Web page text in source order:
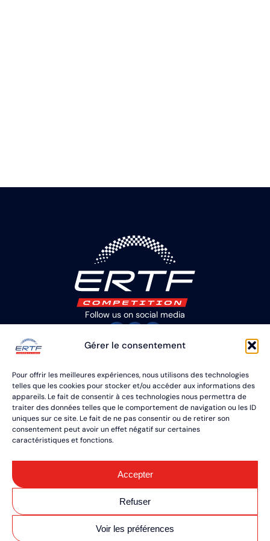
Gérer le consentement
Pour offrir les meilleures expériences, nous utilisons des technologies
telles que les cookies pour stocker et/ou accéder aux informations des
appareils. Le fait de consentir à ces technologies nous permettra de
traiter des données telles que le comportement de navigation ou les ID
uniques sur ce site. Le fait de ne pas consentir ou de retirer son
consentement peut avoir un effet négatif sur certaines
caractéristiques et fonctions.
Accepter
Refuser
Voir les préférences
Follow us on social media
3 Allée de Copernic
56270 PLOEMEUR France
+33(2) 97 87 07 08
CONTACT US
General terms and conditions
Sitemap
Legal notice
Secure payment
Cookie Management
Made by ARTGO Média